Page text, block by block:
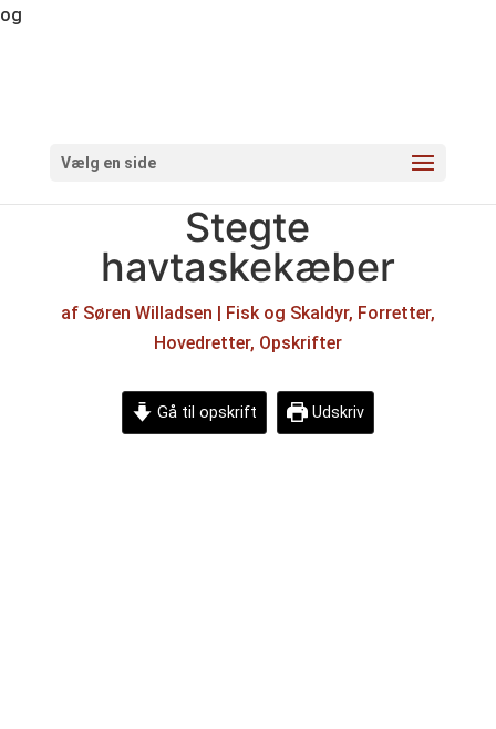
og
Vælg en side
Stegte
havtaskekæber
af Søren Willadsen | Fisk og Skaldyr, Forretter,
Hovedretter, Opskrifter
Gå til opskrift Udskriv